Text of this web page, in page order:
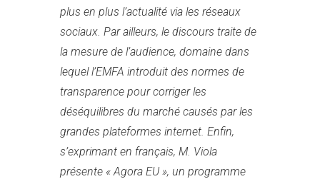
plus en plus l’actualité via les réseaux
sociaux. Par ailleurs, le discours traite de
la mesure de l’audience, domaine dans
lequel l’EMFA introduit des normes de
transparence pour corriger les
déséquilibres du marché causés par les
grandes plateformes internet. Enfin,
s’exprimant en français, M. Viola
présente « Agora EU », un programme